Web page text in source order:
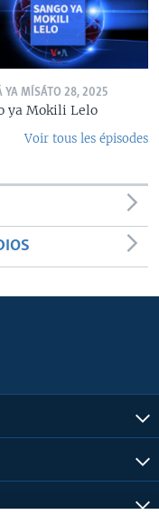
YA MÍSÁTO 28, 2025
ya Mokili Lelo
Voir tous les épisodes